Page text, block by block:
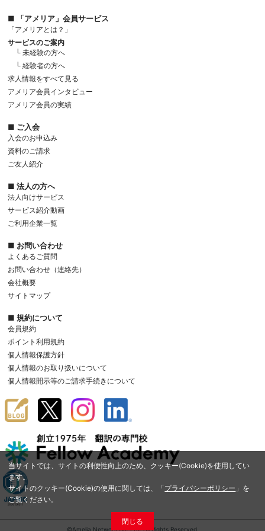
当サイトでは、サイトの利便性向上のため、クッキー(Cookie)を使用してい
ます。
サイトのクッキー(Cookie)の使用に関しては、「プライバシーポリシー 」を
ご覧ください。
閉じる
■ 「アメリア」会員サービス
「アメリアとは？」
サービスのご案内
└ 未経験の方へ
└ 経験者の方へ
求人情報をすべて見る
アメリア会員インタビュー
アメリア会員の実績
■ ご入会
入会のお申込み
資料のご請求
ご友人紹介
■ 法人の方へ
法人向けサービス
サービス紹介動画
ご利用企業一覧
■ お問い合わせ
よくあるご質問
お問い合わせ（連絡先）
会社概要
サイトマップ
■ 規約について
会員規約
ポイント利用規約
個人情報保護方針
個人情報のお取り扱いについて
個人情報開示等のご請求手続きについて
©Amelia Network Co.,Ltd. All Rights Reserved.